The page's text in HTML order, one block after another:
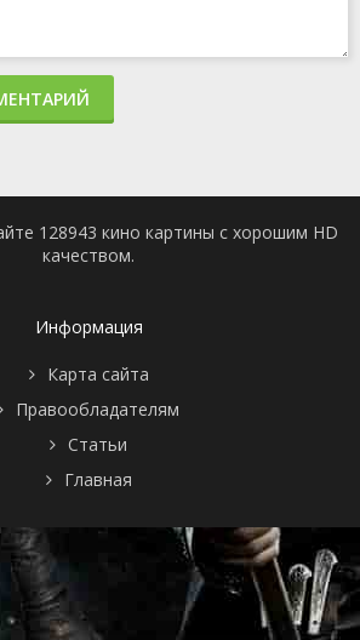
128943 кино картины с хорошим HD
качеством.
Информация
Карта сайта
Правообладателям
Статьи
Главная